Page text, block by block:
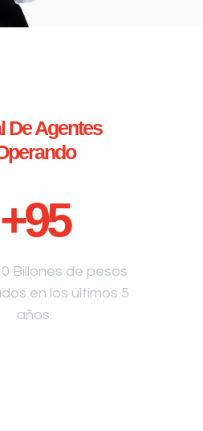
De Agentes
+95
Billones de pesos
en los últimos 5
años.